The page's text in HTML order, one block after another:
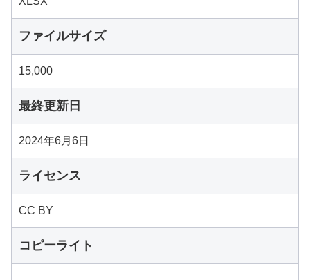
ファイルサイズ
15,000
最終更新日
2024年6月6日
ライセンス
CC BY
コピーライト